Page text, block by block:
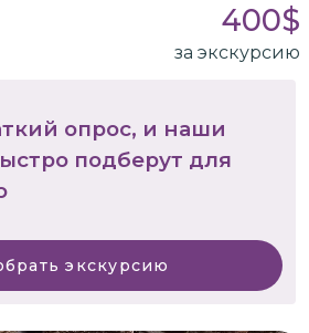
400$
за экскурсию
опрос, и наши
подберут для
экскурсию